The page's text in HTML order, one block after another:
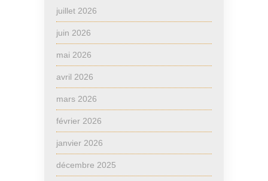
juillet 2026
juin 2026
mai 2026
avril 2026
mars 2026
février 2026
janvier 2026
décembre 2025